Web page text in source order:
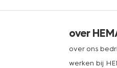
over
over ons
werken bij